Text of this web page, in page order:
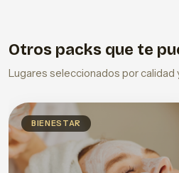
Otros packs que te
Lugares seleccionados por calidad
BIENESTAR